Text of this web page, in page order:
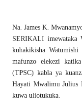
Na. James K.
SERIKALI imewataka
kuhakikisha
mafunzo elekezi
(TPSC) kabla ya
Hayati Mwalimu Julius
kuwa uliotukuka.